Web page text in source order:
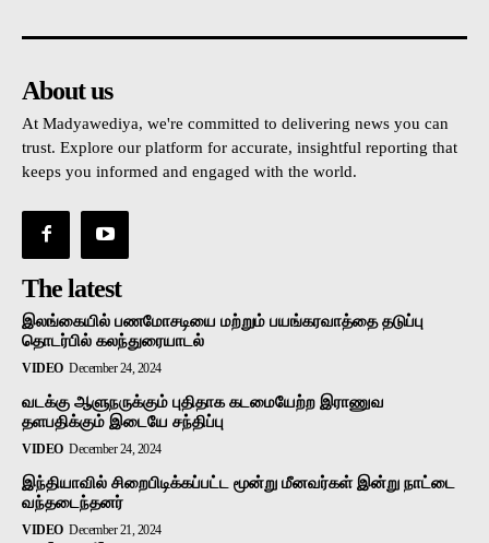
About us
At Madyawediya, we're committed to delivering news you can
trust. Explore our platform for accurate, insightful reporting that
keeps you informed and engaged with the world.
The latest
இலங்கையில் பணமோசடியை மற்றும் பயங்கரவாத்தை தடுப்பு
தொடர்பில் கலந்துரையாடல்
VIDEO December 24, 2024
வடக்கு ஆளுநருக்கும் புதிதாக கடமையேற்ற இராணுவ
தளபதிக்கும் இடையே சந்திப்பு
VIDEO December 24, 2024
இந்தியாவில் சிறைபிடிக்கப்பட்ட மூன்று மீனவர்கள் இன்று நாட்டை
வந்தடைந்தனர்
VIDEO December 21, 2024